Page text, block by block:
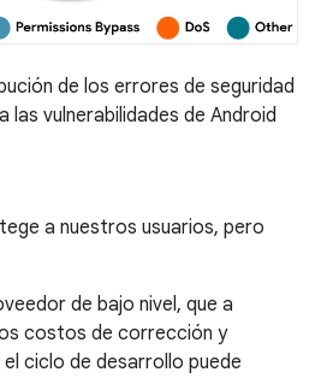
de los errores de seguridad
las vulnerabilidades de Android
a nuestros usuarios, pero
de bajo nivel, que a
costos de corrección y
ciclo de desarrollo puede